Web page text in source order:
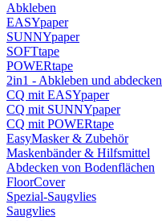
Abkleben
EASYpaper
SUNNYpaper
SOFTtape
POWERtape
2in1 - Abkleben und abdecken
CQ mit EASYpaper
CQ mit SUNNYpaper
CQ mit POWERtape
EasyMasker & Zubehör
Maskenbänder & Hilfsmittel
Abdecken von Bodenflächen
FloorCover
Spezial-Saugvlies
Saugvlies